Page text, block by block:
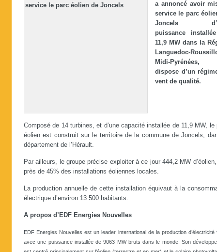
a annoncé avoir
service le parc
Joncels
puissance
11,9 MW dans la
Languedoc-
Midi-Pyrénées,
dispose d’un
vent de qualité.
Composé de 14 turbines, et d’une capacité installée de 11,9 MW, le
éolien est construit sur le territoire de la commune de Joncels,
département de l’Hérault.
Par ailleurs, le groupe précise exploiter à ce jour 444,2 MW
près de 45% des installations éoliennes locales.
La production annuelle de cette installation équivaut à la
électrique d’environ 13 500 habitants.
A propos d’EDF Energies Nouvelles
EDF Energies Nouvelles est un leader international de la production d’électricité
avec une puissance installée de 9063 MW bruts dans le monde. Son